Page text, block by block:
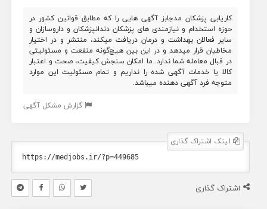
کاریابی پزشکان مدجابز آگهی هایی را که مطابق قوانین کشور در
حوزه استخدام و نیازمندی های پزشکان دندانپزشکان و داروسازان و
سایر فعالان بهداشت و درمان دریافت میکند، منتشر و در اختیار
مخاطبان قرار میدهد و در این بین هیچ‌گونه منفعت و مسئولیتی
در قبال معامله شما ندارد. ما امکان سنجش کیفیت، صحت و اعتبار
کالا یا خدمات آگهی شده را نداریم و تمام مسئولیت این موارد
متوجه فرد آگهی دهنده میباشد.
گزارش مشکل آگهی
لینک اشتراک گذاری
اشتراک گذاری